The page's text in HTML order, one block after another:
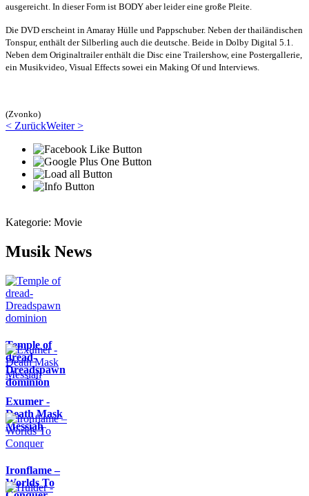
ausgereicht. In dieser Form ist BODY aber leider eine große Pleite.
Die DVD erscheint in Amaray Hülle und Pappschuber. Neben der thailändischen
Tonspur, enthält der Silberling auch die deutsche. Beide in Dolby Digital 5.1.
Neben dem Originaltrailer enthält die Disc eine Trailershow, eine Postergallerie,
ein Musikvideo, Visual Effects sowei ein Making Of und Interviews.
(Zvonko)
< ZurückWeiter >
Kategorie: Movie
Musik News
Temple of
dread-
Dreadspawn
dominion
Exumer -
Death Mask
Messiah
Ironflame –
Worlds To